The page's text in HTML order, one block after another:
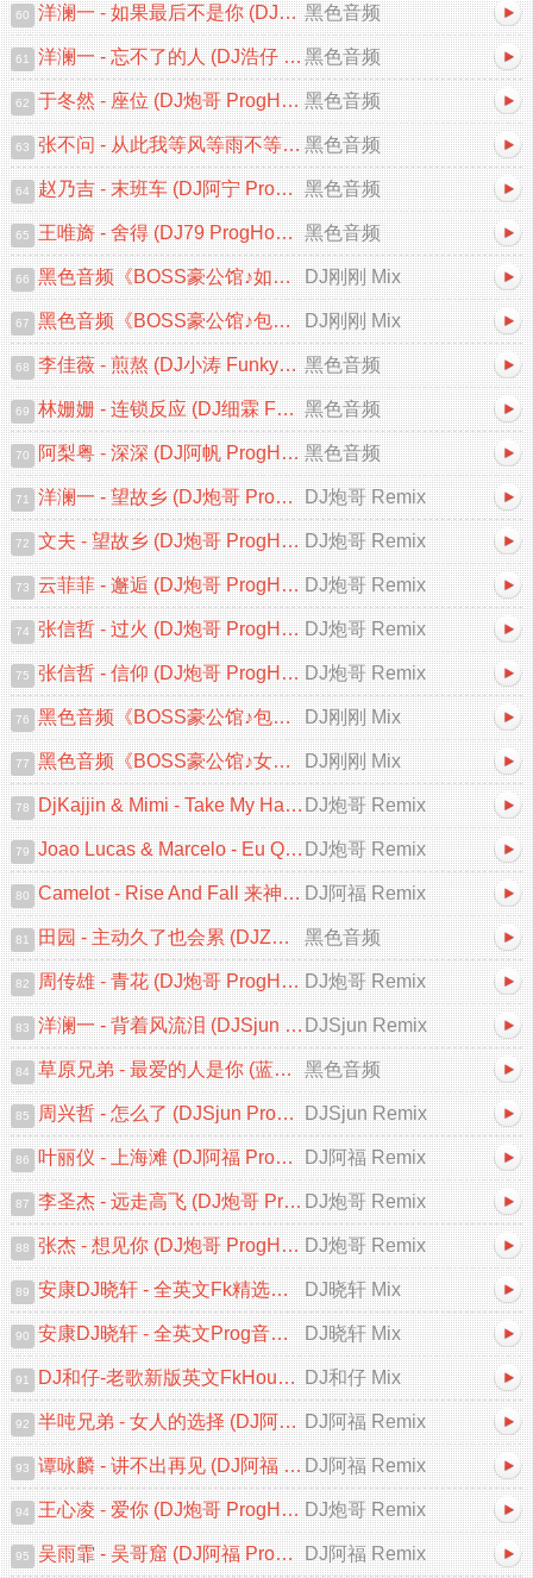
60 洋澜一 - 如果最后不是你 (DJ小九 ProgHouse Remix) 黑色音频
61 洋澜一 - 忘不了的人 (DJ浩仔 ProgHouse Remix 2025)黑色音频
62 于冬然 - 座位 (DJ炮哥 ProgHouse Remix 2025)V2 黑色音频
63 张不问 - 从此我等风等雨不等你 (DJ浩仔 ProgHouse Remix) 黑色音频
64 赵乃吉 - 末班车 (DJ阿宁 ProgHouse Remix 2025) 黑色音频
65 王唯旖 - 舍得 (DJ79 ProgHouse Remix 2025) 黑色音频
66 黑色音频《BOSS豪公馆♪如果最后不是你♪中文跳舞大碟V2》DJ刚刚 Mix DJ刚刚 Mix
67 黑色音频《BOSS豪公馆♪包房专用♪中文跳舞大碟V2》DJ刚刚 Mix DJ刚刚 Mix
68 李佳薇 - 煎熬 (DJ小涛 FunkyHouse Remix 2025) 黑色音频
69 林姗姗 - 连锁反应 (DJ细霖 FunkyHouse Remix 2025)粤语 黑色音频
70 阿梨粤 - 深深 (DJ阿帆 ProgHouse Remix 2025)粤语 黑色音频
71 洋澜一 - 望故乡 (DJ炮哥 ProgHouse Remix 2025) DJ炮哥 Remix
72 文夫 - 望故乡 (DJ炮哥 ProgHouse Remix 2025) DJ炮哥 Remix
73 云菲菲 - 邂逅 (DJ炮哥 ProgHouse Remix 2025) DJ炮哥 Remix
74 张信哲 - 过火 (DJ炮哥 ProgHouse Remix 2025) DJ炮哥 Remix
75 张信哲 - 信仰 (DJ炮哥 ProgHouse Remix 2025) DJ炮哥 Remix
76 黑色音频《BOSS豪公馆♪包房专用♪英文跳舞大碟V2》DJ刚刚 Mix DJ刚刚 Mix
77 黑色音频《BOSS豪公馆♪女人的选择♪中文跳舞大碟V2》DJ刚刚 Mix DJ刚刚 Mix
78 DjKajjin & Mimi - Take My Hand (DJ炮哥 ProgHouse Remix)DJ炮哥 Remix
79 Joao Lucas & Marcelo - Eu Quero Tchu 囧架架 (DJ炮哥 ProgHouse Remix)DJ炮哥 Remix
80 Camelot - Rise And Fall 来神佛 (DJ阿福 ProgHouse Mix) DJ阿福 Remix
81 田园 - 主动久了也会累 (DJZR ProgHouse Remix 2025) 黑色音频
82 周传雄 - 青花 (DJ炮哥 ProgHouse Remix 2025) DJ炮哥 Remix
83 洋澜一 - 背着风流泪 (DJSjun ProgHouse Remix 2025)DJSjun Remix
84 草原兄弟 - 最爱的人是你 (蓝溪DJ浩仔 ProgHouse Rmx 2025) 黑色音频
85 周兴哲 - 怎么了 (DJSjun ProgHouse Remix 2025) DJSjun Remix
86 叶丽仪 - 上海滩 (DJ阿福 ProgHouse Remix 2025)粤语 DJ阿福 Remix
87 李圣杰 - 远走高飞 (DJ炮哥 ProgHouse Remix 2025)DJ炮哥 Remix
88 张杰 - 想见你 (DJ炮哥 ProgHouse Remix 2025) DJ炮哥 Remix
89 安康DJ晓轩 - 全英文Fk精选葡萄仔最新勐拉之夜迷幻上太空串烧 DJ晓轩 Mix
90 安康DJ晓轩 - 全英文Prog音乐高档次无心睡眠鼓包房必备轻飘太空幻境之旅专辑 DJ晓轩 Mix
91 DJ和仔-老歌新版英文FkHouse太空节奏串烧 DJ和仔 Mix
92 半吨兄弟 - 女人的选择 (DJ阿福 ProgHouse Remix) DJ阿福 Remix
93 谭咏麟 - 讲不出再见 (DJ阿福 ProgHouse Remix 2025)粤语DJ阿福 Remix
94 王心凌 - 爱你 (DJ炮哥 ProgHouse Remix 2025)V2 DJ炮哥 Remix
95 吴雨霏 - 吴哥窟 (DJ阿福 ProgHouse Remix)粤语 DJ阿福 Remix